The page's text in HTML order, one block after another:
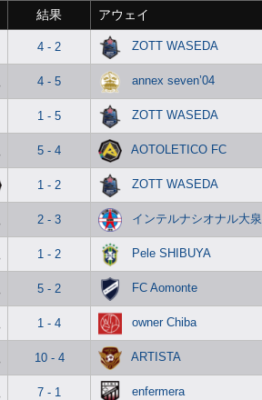
結果 アウェイ
4 - 2 ZOTT WASEDA
4 - 5 annex seven’04
1 - 5 ZOTT WASEDA
5 - 4 AOTOLETICO FC
1 - 2 ZOTT WASEDA
2 - 3 インテルナシオナル大泉
1 - 2 Pele SHIBUYA
5 - 2 FC Aomonte
1 - 4 owner Chiba
10 - 4 ARTISTA
7 - 1 enfermera